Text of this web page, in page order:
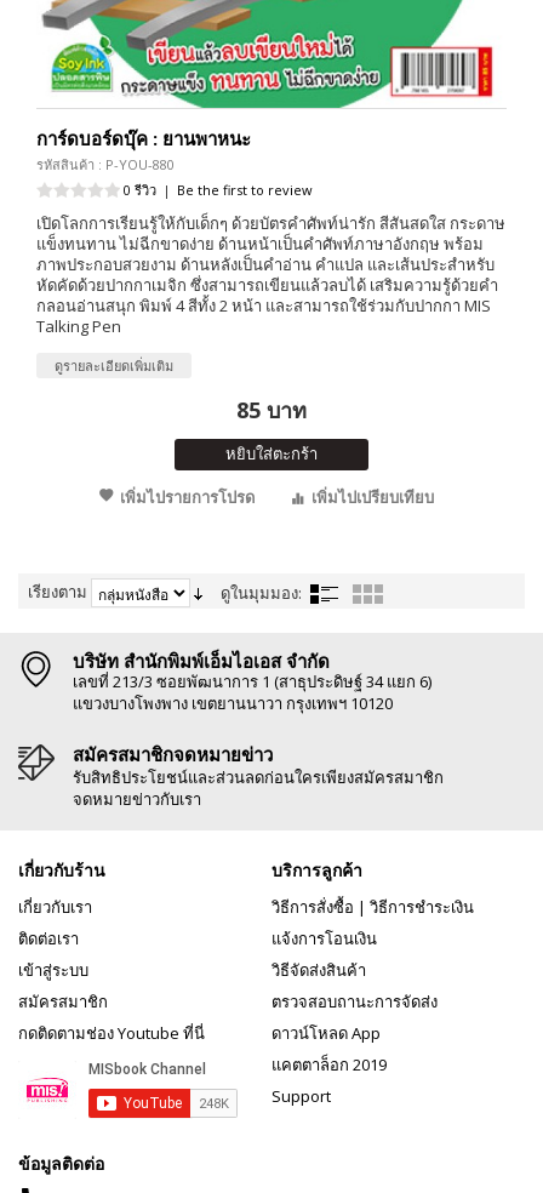
การ์ดบอร์ดบุ๊ค : ยานพาหนะ
รหัสสินค้า : P-YOU-880
0 รีวิว | Be the first to review
เปิดโลกการเรียนรู้ให้กับเด็กๆ ด้วยบัตรคำศัพท์น่ารัก สีสันสดใส กระดาษ
แข็งทนทาน ไม่ฉีกขาดง่าย ด้านหน้าเป็นคำศัพท์ภาษาอังกฤษ พร้อม
ภาพประกอบสวยงาม ด้านหลังเป็นคำอ่าน คำแปล และเส้นประสำหรับ
หัดคัดด้วยปากกาเมจิก ซึ่งสามารถเขียนแล้วลบได้ เสริมความรู้ด้วยคำ
กลอนอ่านสนุก พิมพ์ 4 สีทั้ง 2 หน้า และสามารถใช้ร่วมกับปากกา MIS
Talking Pen
ดูรายละเอียดเพิ่มเติม
85 บาท
หยิบใส่ตะกร้า
เพิ่มไปรายการโปรด
เพิ่มไปเปรียบเทียบ
เรียงตาม ดูในมุมมอง:
บริษัท สำนักพิมพ์เอ็มไอเอส จำกัด
เลขที่ 213/3 ซอยพัฒนาการ 1 (สาธุประดิษฐ์ 34 แยก 6)
แขวงบางโพงพาง เขตยานนาวา กรุงเทพฯ 10120
สมัครสมาชิกจดหมายข่าว
รับสิทธิประโยชน์และส่วนลดก่อนใครเพียงสมัครสมาชิก
จดหมายข่าวกับเรา
เกี่ยวกับร้าน
เกี่ยวกับเรา
ติดต่อเรา
เข้าสู่ระบบ
สมัครสมาชิก
กดติดตามช่อง Youtube ที่นี่
บริการลูกค้า
วิธีการสั่งซื้อ | วิธีการชำระเงิน
แจ้งการโอนเงิน
วิธีจัดส่งสินค้า
ตรวจสอบถานะการจัดส่ง
ดาวน์โหลด App
แคตตาล็อก 2019
Support
ข้อมูลติดต่อ